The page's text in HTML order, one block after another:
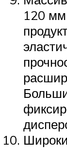
120